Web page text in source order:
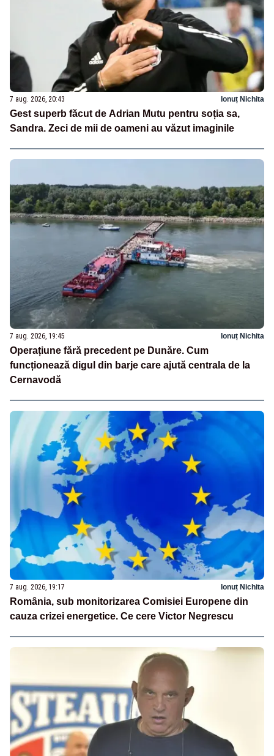
7 aug. 2026, 20:43 Ionuț Nichita
Gest superb făcut de Adrian Mutu pentru soția sa,
Sandra. Zeci de mii de oameni au văzut imaginile
7 aug. 2026, 19:45 Ionuț Nichita
Operațiune fără precedent pe Dunăre. Cum
funcționează digul din barje care ajută centrala de la
Cernavodă
7 aug. 2026, 19:17 Ionuț Nichita
România, sub monitorizarea Comisiei Europene din
cauza crizei energetice. Ce cere Victor Negrescu